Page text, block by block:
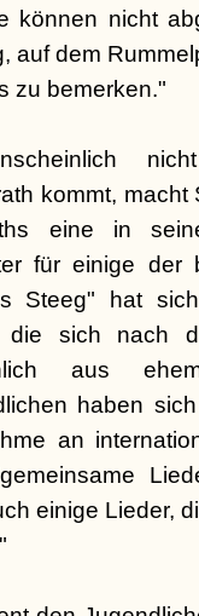
können nicht
auf dem
zu bemerken."
kommt, macht
eine in
für einige der
Steeg" hat
die sich nach
aus
haben
an
einige Lieder,